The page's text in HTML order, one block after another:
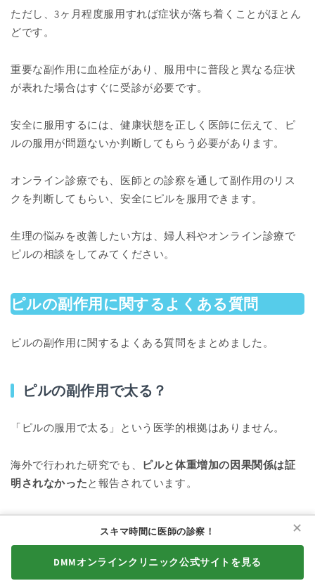
ただし、3ヶ月程度服用すれば症状が落ち着くことがほとん
どです。
重要な副作用に血栓症があり、服用中に普段と異なる症状
が表れた場合はすぐに受診が必要です。
安全に服用するには、健康状態を正しく医師に伝えて、ピ
ルの服用が問題ないか判断してもらう必要があります。
オンライン診療でも、医師との診察を通して副作用のリス
クを判断してもらい、安全にピルを服用できます。
生理の悩みを改善したい方は、婦人科やオンライン診療で
ピルの相談をしてみてください。
ピルの副作用に関するよくある質問
ピルの副作用に関するよくある質問をまとめました。
ピルの副作用で太る？
「ピルの服用で太る」という医学的根拠はありません。
海外で行われた研究でも、 ピルと体重増加の因果関係は証
明されなかったと報告されています。
ただし、ピルに含まれるプロゲステロンには水分を溜め込
む作用があります。手足がむくみ、一時的に太ったと感じ
る場合もあるでしょう。
✕
スキマ時間に医師の診察！
DMMオンラインクリニック公式サイトを見る